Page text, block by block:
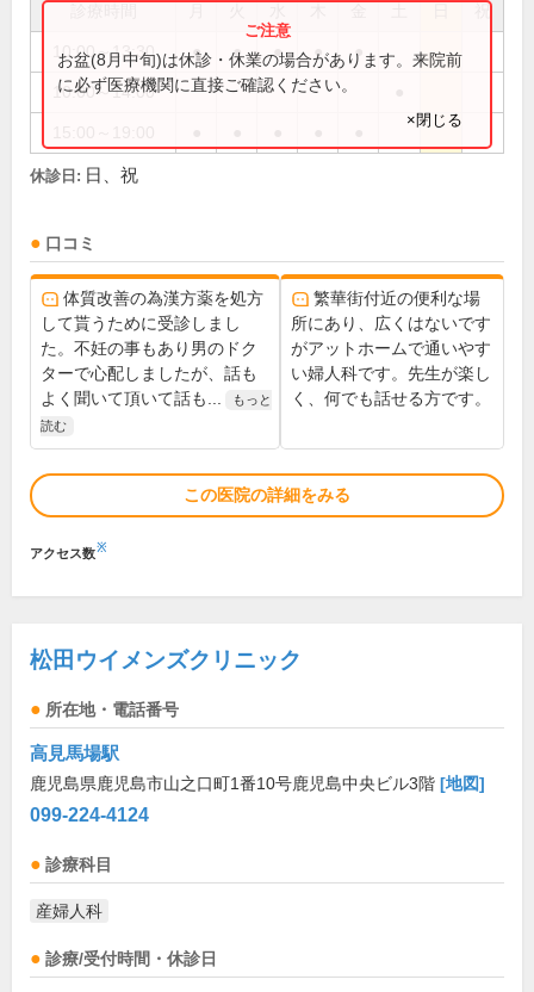
祝
10:00～13:30 ● ● ● ● ●
10:00～14:00
お盆(8月中旬)は休診・休業の場合があります。来院前
に必ず医療機関に直接ご確認ください。
×閉じる
休診日: 日、祝
口コミ
体質改善の為漢方薬を処方
して貰うために受診しまし
た。不妊の事もあり男のドク
ターで心配しましたが、話も
よく聞いて頂いて話も...
もっと
読む
繁華街付近の便利な場
所にあり、広くはないです
がアットホームで通いやす
い婦人科です。先生が楽し
く、何でも話せる方です。
この医院の詳細をみる
アクセス数※
松田ウイメンズクリニック
所在地・電話番号
高見馬場駅
鹿児島県鹿児島市山之口町1番10号鹿児島中央ビル3階 [地図]
099-224-4124
診療科目
産婦人科
診療/受付時間・休診日